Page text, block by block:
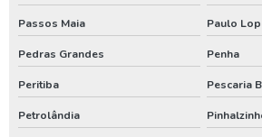
Limpezas de poços paraná
Manutenção de poço no sul
Manutenção poço artesiano em santa catarina
Manutenção poço artesiano paraná
Passos Maia Paulo
Pedras Grandes Penha
Peritiba Pescaria
Petrolândia